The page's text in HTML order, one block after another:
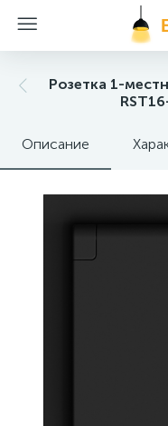
Розетка 1-
Описание